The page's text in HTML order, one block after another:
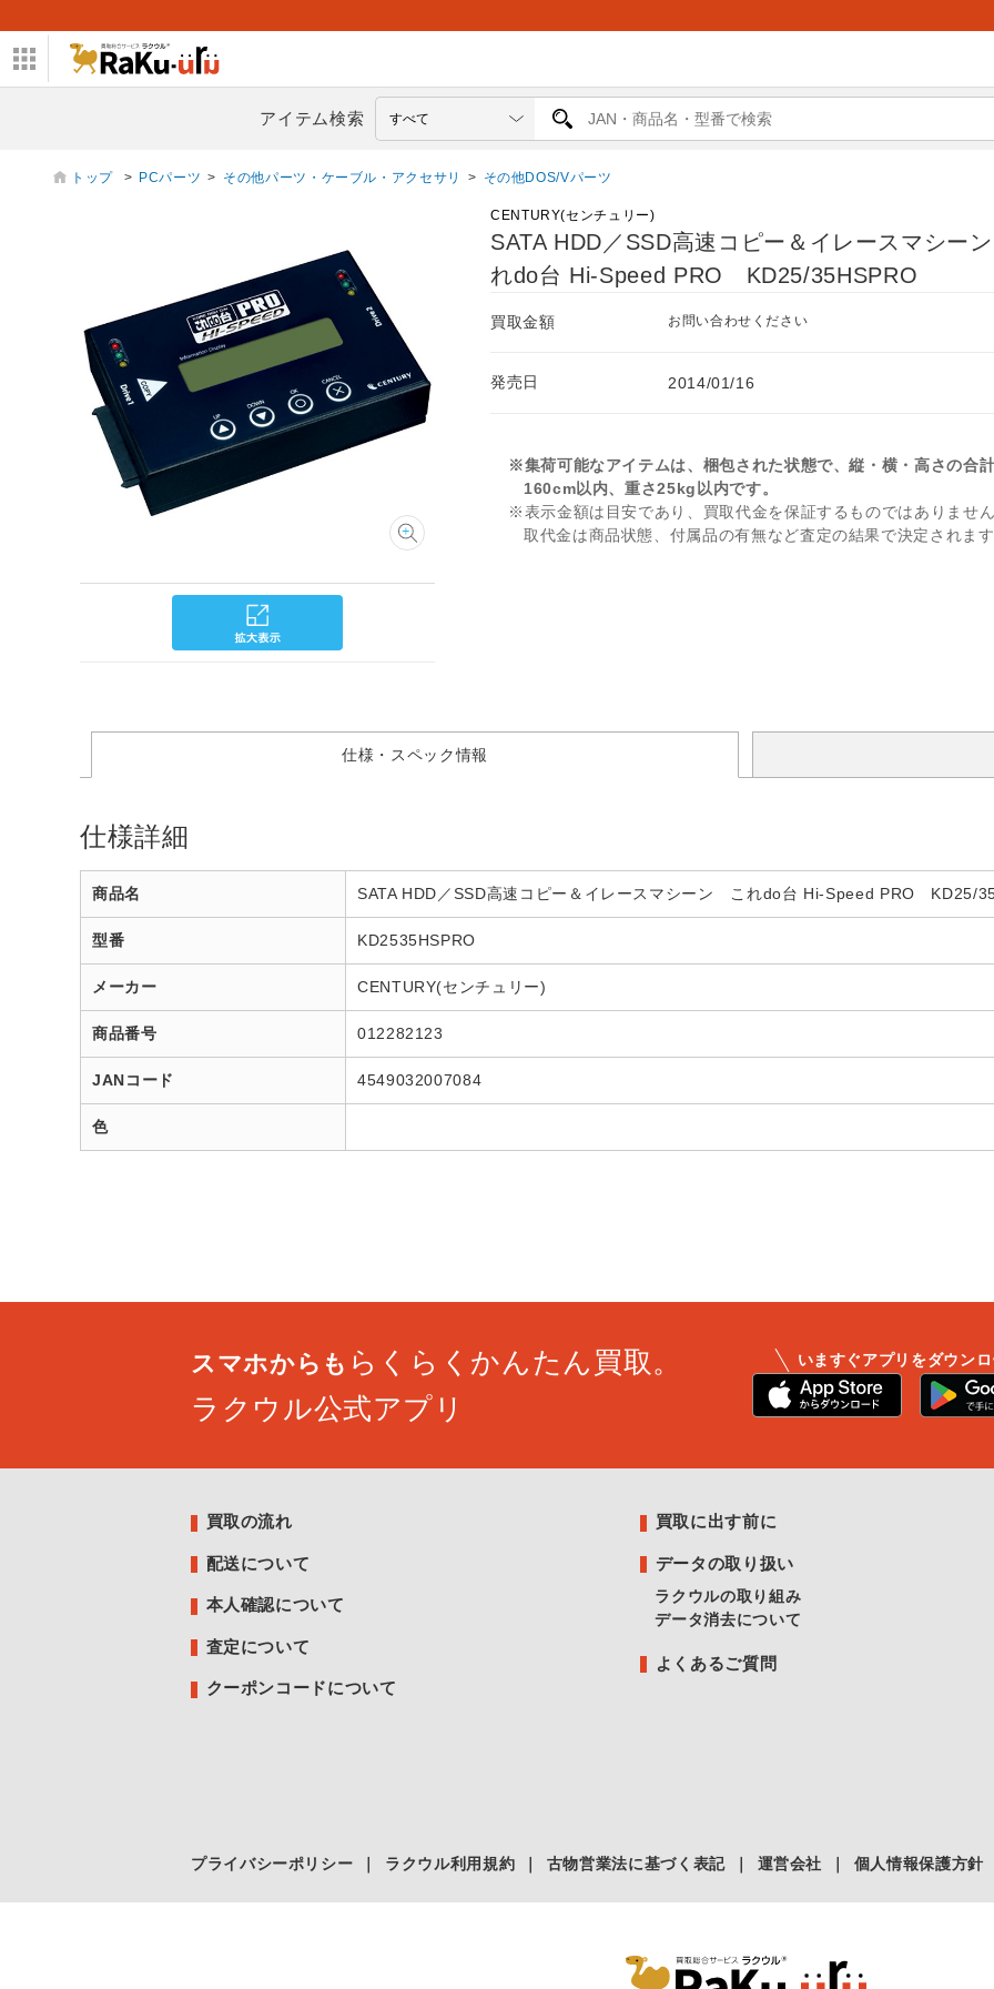
アイテム検索
トップ > PCパーツ > その他パーツ・ケーブル・アクセサリ > その他DOS/Vパーツ
CENTURY(センチュリー)
SATA HDD／SSD高速コピー＆イレースマシー
れdo台 Hi-Speed PRO KD25/35HSPRO
買取金額 お問い合わせください
発売日 2014/01/16
※集荷可能なアイテムは、梱包された状態で、縦・横・高さの合
160cm以内、重さ25kg以内です。
※表示金額は目安であり、買取代金を保証するものではありませ
取代金は商品状態、付属品の有無など査定の結果で決定されま
仕様・スペック情報
仕様詳細
商品名 SATA HDD／SSD高速コピー＆イレースマシーン これdo台 Hi-Speed PRO KD25/
型番 KD2535HSPRO
メーカー CENTURY(センチュリー)
商品番号 012282123
JANコード 4549032007084
色
スマホからも らくらくかんたん買取。
ラクウル公式アプリ
いますぐアプリをダウン
買取の流れ
配送について
本人確認について
査定について
クーポンコードについて
買取に出す前に
データの取り扱い
ラクウルの取り組み
データ消去について
よくあるご質問
プライバシーポリシー ラクウル利用規約 古物営業法に基づく表記 運営会社 個人情報保護方針